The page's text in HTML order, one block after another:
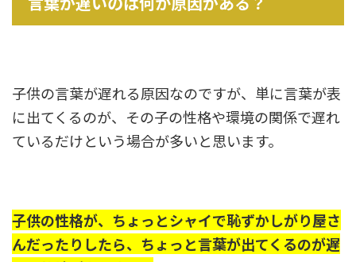
子供の言葉が遅れる原因なのですが、単に言葉が表
に出てくるのが、その子の性格や環境の関係で遅れ
ているだけという場合が多いと思います。
子供の性格が、ちょっとシャイで恥ずかしがり屋さ
んだったりしたら、ちょっと言葉が出てくるのが遅